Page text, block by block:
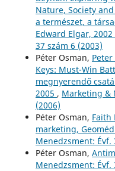
Nature, Society
a természet, a
Edward Elgar, 2002
37 szám 6 (2003)
Péter Osman,
Keys: Must-Win
megnyerendő
2005 , Marketing &
(2006)
Péter Osman, Faith
marketing,
Menedzsment: Évf.
Péter Osman,
Menedzsment: Évf.